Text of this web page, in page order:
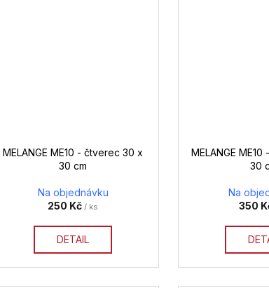
MELANGE ME10 - čtverec 30 x
30 cm
Na objednávku
250 Kč / ks
DETAIL
MELANGE
30
Na
350